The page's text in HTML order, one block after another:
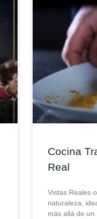
Cocina
Real
Vistas Reales
naturaleza,
más allá de un